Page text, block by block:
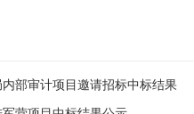
部审计项目邀请招标中标结果